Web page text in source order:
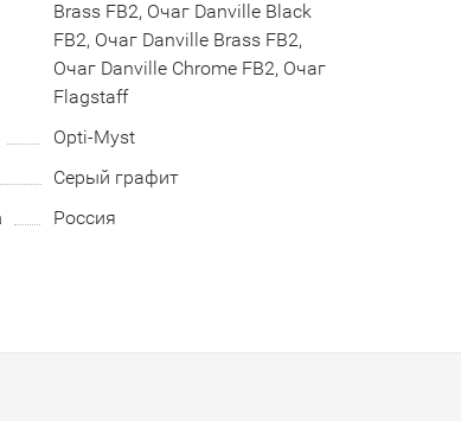
Brass FB2, Очаг Danville Black
FB2, Очаг Danville Brass FB2,
Очаг Danville Chrome FB2, Очаг
Flagstaff
Opti-Myst
Серый графит
Россия